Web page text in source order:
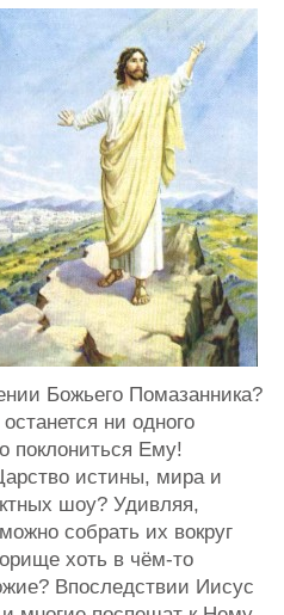
Божьего Помазанника?
ни одного
поклониться Ему!
истины, мира и
шоу? Удивляя,
собрать их вокруг
хоть в чём-то
Впоследствии Иисус